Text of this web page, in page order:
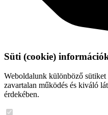
Süti (cookie)
Weboldalunk különböző sütiket
zavartalan működés és kiváló
érdekében.